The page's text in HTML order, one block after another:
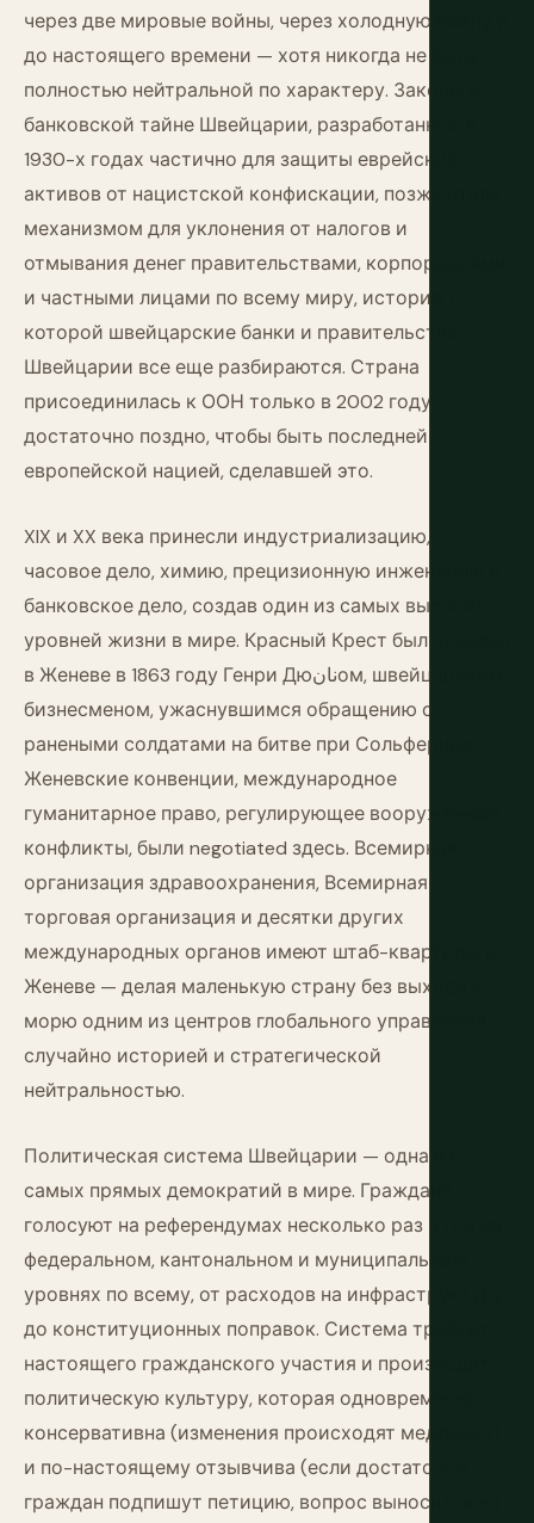
через две мировые войны, через холодную войну и
до настоящего времени — хотя никогда не была
полностью нейтральной по характеру. Законы о
банковской тайне Швейцарии, разработанные в
1930-х годах частично для защиты еврейских
активов от нацистской конфискации, позже стали
механизмом для уклонения от налогов и
отмывания денег правительствами, корпорациями
и частными лицами по всему миру, история, с
которой швейцарские банки и правительство
Швейцарии все еще разбираются. Страна
присоединилась к ООН только в 2002 году —
достаточно поздно, чтобы быть последней
европейской нацией, сделавшей это.
XIX и XX века принесли индустриализацию,
часовое дело, химию, прецизионную инженерию и
банковское дело, создав один из самых высоких
уровней жизни в мире. Красный Крест был основан
в Женеве в 1863 году Генри Дюنانом, швейцарским
бизнесменом, ужаснувшимся обращению с
ранеными солдатами на битве при Сольферино.
Женевские конвенции, международное
гуманитарное право, регулирующее вооруженные
конфликты, были negotiated здесь. Всемирная
организация здравоохранения, Всемирная
торговая организация и десятки других
международных органов имеют штаб-квартиры в
Женеве — делая маленькую страну без выхода к
морю одним из центров глобального управления
случайно историей и стратегической
нейтральностью.
Политическая система Швейцарии — одна из
самых прямых демократий в мире. Граждане
голосуют на референдумах несколько раз в год на
федеральном, кантональном и муниципальном
уровнях по всему, от расходов на инфраструктуру
до конституционных поправок. Система требует
настоящего гражданского участия и производит
политическую культуру, которая одновременно
консервативна (изменения происходят медленно)
и по-настоящему отзывчива (если достаточно
граждан подпишут петицию, вопрос выносится на